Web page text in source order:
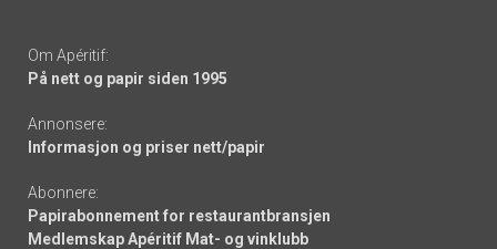
Om Apéritif:
På nett og papir siden 1995
Annonsere:
Informasjon og priser nett/papir
Abonnere:
Papirabonnement for restaurantbransjen
Medlemskap Apéritif Mat- og vinklubb